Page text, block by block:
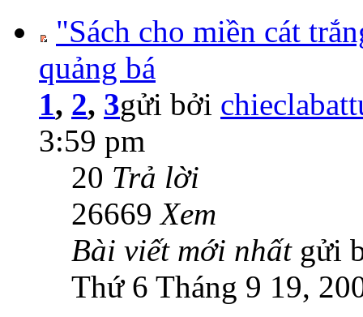
"Sách cho miền cát
quảng bá
1, 2, 3gửi bởi
3:59 pm
20 Trả lời
26669Xem
Bài viết mới nhất gửi
Thứ 6 Tháng 9 19,